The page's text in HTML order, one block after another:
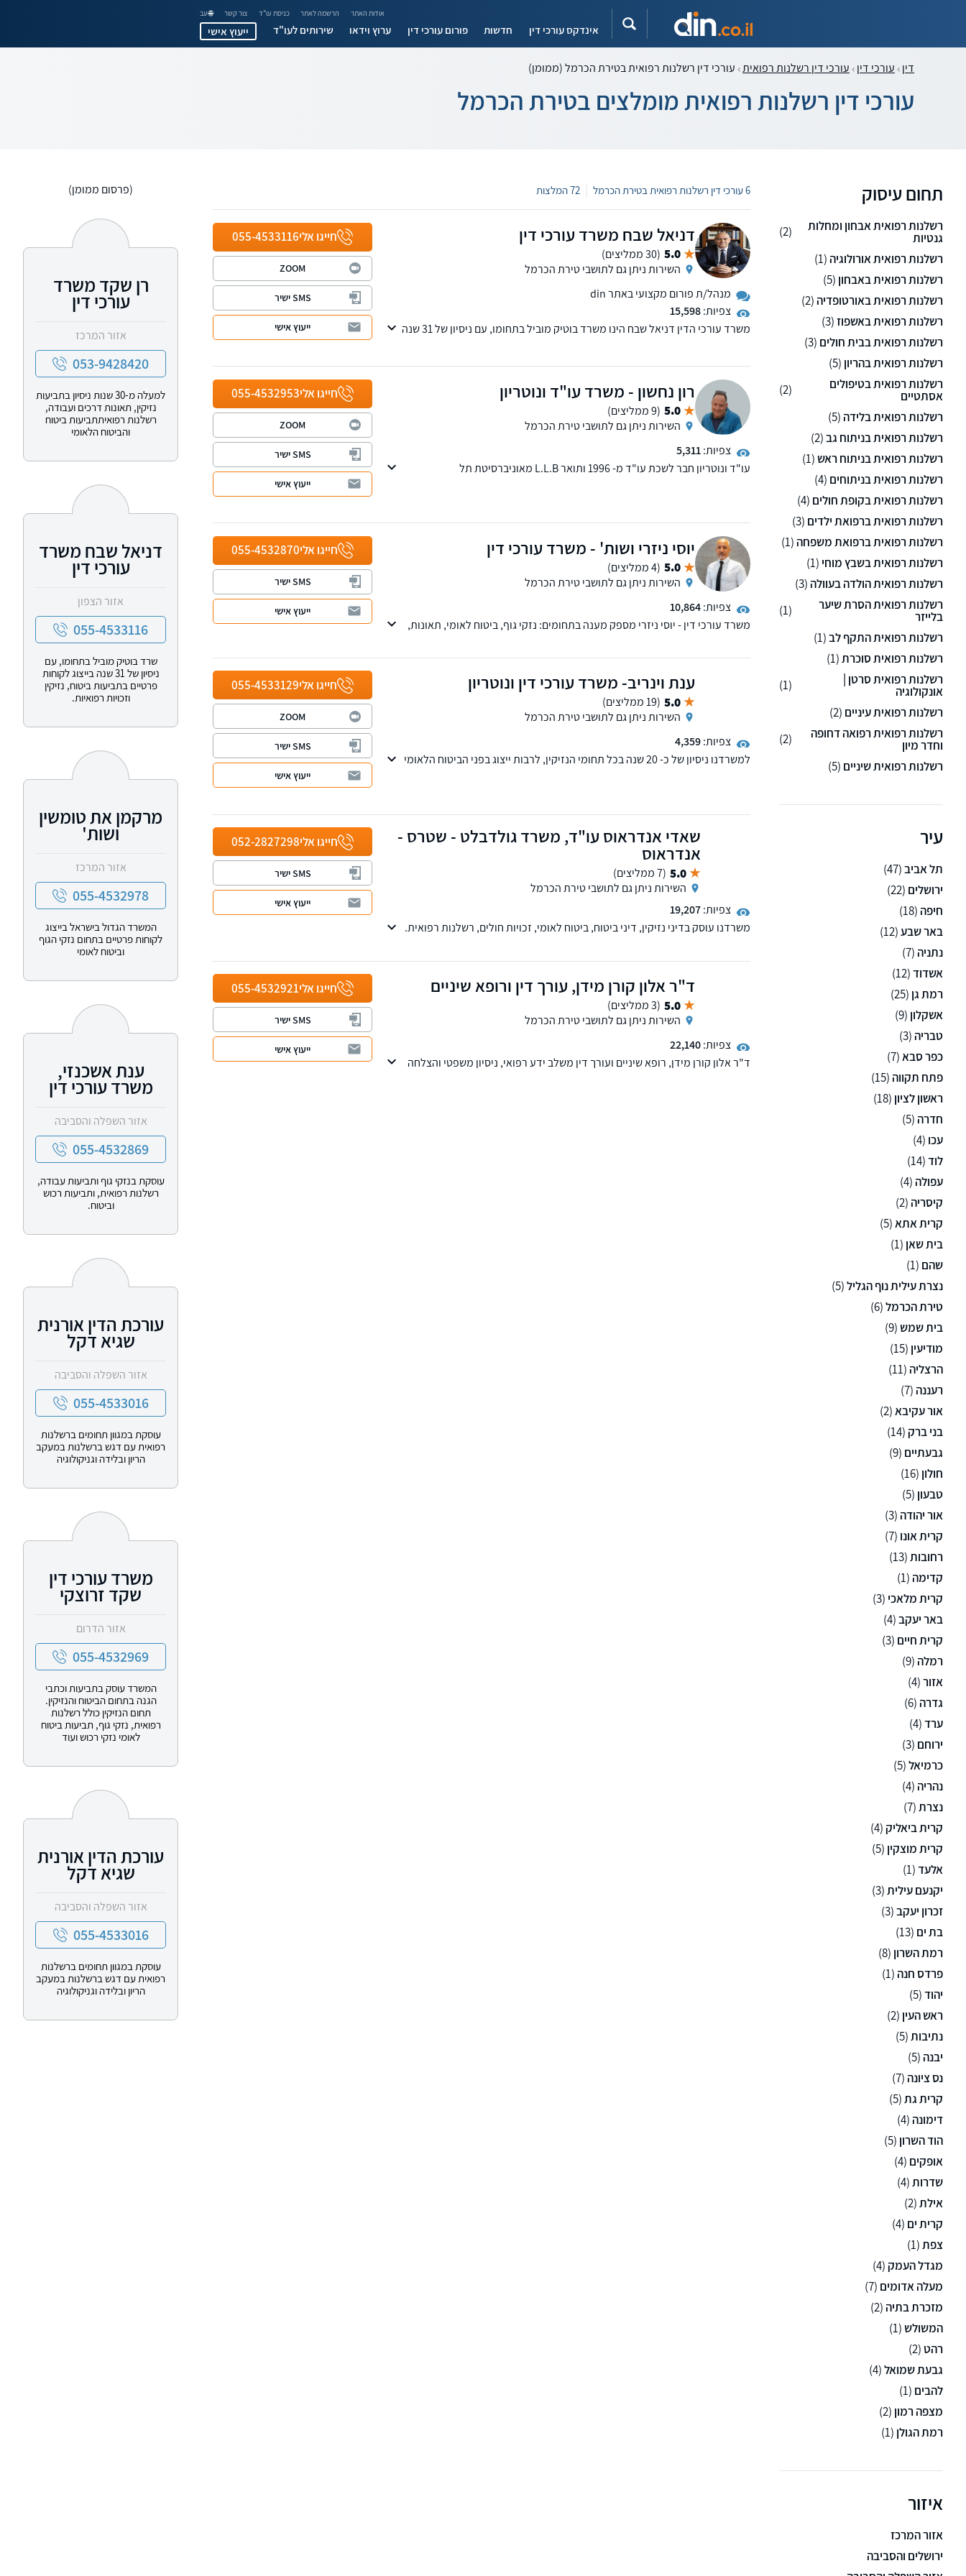
אודות האתר הרשמה לאתר כניסת עו"ד צור קשר 🌐 עב
אינדקס עורכי דין חדשות פורום עורכי דין ערוץ וידאו שירותים לעו"ד ייעוץ אישי
דין עורכי דין עורכי דין רשלנות רפואית עורכי דין רשלנות רפואית בטירת הכרמל (ממומן)
עורכי דין רשלנות רפואית מומלצים בטירת הכרמל
תחום עיסוק
רשלנות רפואית אבחון ומחלות
גנטיות
(2)
רשלנות רפואית אורולוגיה (1)
רשלנות רפואית באבחון (5)
רשלנות רפואית באורטופדיה (2)
רשלנות רפואית באשפוז(3)
רשלנות רפואית בבית חולים (3)
רשלנות רפואית בהריון (5)
רשלנות רפואית בטיפולים
אסתטיים
(2)
רשלנות רפואית בלידה (5)
רשלנות רפואית בניתוח גב(2)
רשלנות רפואית בניתוח ראש(1)
רשלנות רפואית בניתוחים (4)
רשלנות רפואית בקופת חולים (4)
רשלנות רפואית ברפואת ילדים (3)
רשלנות רפואית ברפואת משפחה (1)
רשלנות רפואית בשבץ מוחי (1)
רשלנות רפואית הולדה בעוולה (3)
רשלנות רפואית הסרת שיער
בלייזר
(1)
רשלנות רפואית התקף לב(1)
רשלנות רפואית סוכרת(1)
רשלנות רפואית סרטן |
אונקולוגיה
(1)
רשלנות רפואית עיניים (2)
רשלנות רפואית רפואה דחופה
וחדר מיון
(2)
רשלנות רפואית שיניים (5)
עיר
תל אביב(47)
ירושלים (22)
חיפה (18)
באר שבע(12)
נתניה (7)
אשדוד(12)
רמת גן (25)
אשקלון (9)
טבריה (3)
כפר סבא(7)
פתח תקווה (15)
ראשון לציון (18)
חדרה (5)
עכו (4)
לוד(14)
עפולה (4)
קיסריה (2)
קרית אתא(5)
בית שאן (1)
שהם (1)
נצרת עילית נוף הגליל(5)
טירת הכרמל(6)
בית שמש(9)
מודיעין (15)
הרצליה (11)
רעננה (7)
אור עקיבא(2)
בני ברק(14)
גבעתיים (9)
חולון (16)
טבעון (5)
אור יהודה (3)
קרית אונו (7)
רחובות(13)
קדימה (1)
קרית מלאכי (3)
באר יעקב(4)
קרית חיים (3)
רמלה (9)
אזור(4)
גדרה (6)
ערד(4)
ירוחם (3)
כרמיאל(5)
נהריה (4)
נצרת(7)
קרית ביאליק(4)
קרית מוצקין (5)
אלעד(1)
יקנעם עילית(3)
זכרון יעקב(3)
בת ים (13)
רמת השרון (8)
פרדס חנה (1)
יהוד(5)
ראש העין (2)
נתיבות(5)
יבנה (5)
נס ציונה (7)
קרית גת(5)
דימונה (4)
הוד השרון (5)
אופקים (4)
שדרות(4)
אילת(2)
קרית ים (4)
צפת(1)
מגדל העמק(4)
מעלה אדומים (7)
מזכרת בתיה (2)
המשולש(1)
רהט(2)
גבעת שמואל(4)
להבים (1)
מצפה רמון (2)
רמת הגולן (1)
איזור
אזור המרכז
ירושלים והסביבה
6 עורכי דין רשלנות רפואית בטירת הכרמל 72 המלצות
דניאל שבח משרד עורכי דין
5.0 (30 ממליצים)
השירות ניתן גם לתושבי טירת הכרמל
מנהל/ת פורום מקצועי באתר din
צפיות:15,598
משרד עורכי הדין דניאל שבח הינו משרד בוטיק מוביל בתחומו, עם ניסיון של 31 שנה
שבח, בוגר קורס חובלים וקצין בכיר במילואים, משפטן בעל רקע אקדמי נרחב הכולל
תואר ראשון במשפטים, תואר שני בפילוסופיה ולימודי דוקטורט במשפטים.
חייגו אלי055-4533116
ZOOM
SMS ישיר
ייעוץ אישי
רון נחשון - משרד עו"ד ונוטריון
5.0 (9 ממליצים)
השירות ניתן גם לתושבי טירת הכרמל
צפיות:5,311
עו"ד ונוטריון חבר לשכת עו"ד מ- 1996 ותואר L.L.B מאוניברסיטת תל
חייגו אלי055-4532953
ZOOM
SMS ישיר
ייעוץ אישי
יוסי ניזרי ושות' - משרד עורכי דין
5.0 (4 ממליצים)
השירות ניתן גם לתושבי טירת הכרמל
צפיות:10,864
משרד עורכי דין - יוסי ניזרי מספק מענה בתחומים: נזקי גוף, ביטוח לאומי, תאונות,
חייגו אלי055-4532870
SMS ישיר
ייעוץ אישי
ענת וינריב- משרד עורכי דין ונוטריון
5.0 (19 ממליצים)
השירות ניתן גם לתושבי טירת הכרמל
צפיות:4,359
למשרדנו ניסיון של כ- 20 שנה בכל תחומי הנזיקין, לרבות ייצוג בפני הביטוח הלאומי
חייגו אלי055-4533129
ZOOM
SMS ישיר
ייעוץ אישי
שאדי אנדראוס עו"ד, משרד גולדבלט - שטרס -
אנדראוס
5.0 (7 ממליצים)
השירות ניתן גם לתושבי טירת הכרמל
צפיות:19,207
משרדנו עוסק בדיני נזיקין, דיני ביטוח, ביטוח לאומי, זכויות חולים, רשלנות רפואית.
חייגו אלי052-2827298
SMS ישיר
ייעוץ אישי
ד"ר אלון קורן מידן, עורך דין ורופא שיניים
5.0 (3 ממליצים)
השירות ניתן גם לתושבי טירת הכרמל
צפיות:22,140
ד"ר אלון קורן מידן, רופא שיניים ועורך דין משלב ידע רפואי, ניסיון משפטי והצלחה
חייגו אלי055-4532921
SMS ישיר
ייעוץ אישי
(פרסום ממומן)
רן שקד משרד
עורכי דין
אזור המרכז
053-9428420
למעלה מ-30 שנות ניסיון בתביעות
נזיקין, תאונות דרכים ועבודה,
רשלנות רפואיתתביעות ביטוח
והביטוח הלאומי
דניאל שבח משרד
עורכי דין
אזור הצפון
055-4533116
שרד בוטיק מוביל בתחומו, עם
ניסיון של 31 שנה בייצוג לקוחות
פרטיים בתביעות ביטוח, נזיקין
וזכויות רפואיות.
מרקמן את טומשין
ושות'
אזור המרכז
055-4532978
המשרד הגדול בישראל בייצוג
לקוחות פרטיים בתחום נזקי הגוף
וביטוח לאומי
ענת אשכנזי,
משרד עורכי דין
אזור השפלה והסביבה
055-4532869
עוסקת בנזקי גוף ותביעות עבודה,
רשלנות רפואית, ותביעות רכוש
וביטוח.
עורכת הדין אורנית
שגיא דקל
אזור השפלה והסביבה
055-4533016
עוסקת במגוון תחומים ברשלנות
רפואית עם דגש ברשלנות במעקב
הריון ובלידה וגניקולוגיה
משרד עורכי דין
שקד זרוצקי
אזור הדרום
055-4532969
המשרד עוסק בתביעות וכתבי
הגנה בתחום הביטוח והנזיקין.
תחום הנזיקין כולל רשלנות
רפואית, נזקי גוף, תביעות ביטוח
לאומי נזקי רכוש ועוד
עורכת הדין אורנית
שגיא דקל
אזור השפלה והסביבה
055-4533016
עוסקת במגוון תחומים ברשלנות
רפואית עם דגש ברשלנות במעקב
הריון ובלידה וגניקולוגיה